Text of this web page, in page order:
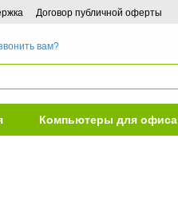
Договор публичной оферты
вам?
Компьютеры для офиса